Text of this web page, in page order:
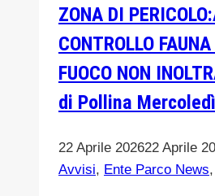
delle
domande
Nuovo
termine
e
ZONA DI
CONTROLLO
FUOCO NON
di Pollina
22 Aprile 202622 Aprile
Avvisi, Ente Parco News,